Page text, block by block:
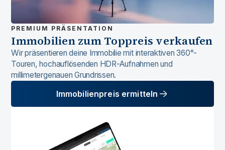
PREMIUM PRÄSENTATION
Immobilien zum Toppreis verkaufen
Wir präsentieren deine Immobilie mit interaktiven 360°-
Touren, hochauflösenden HDR-Aufnahmen und
millimetergenauen Grundrissen.
Immobilienpreis ermitteln